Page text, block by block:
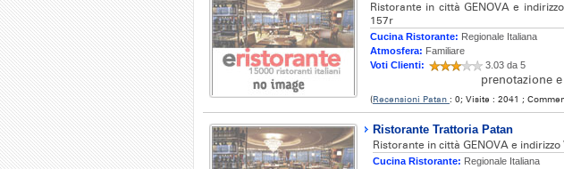
Ristorante in città GENOVA e
157r
Cucina Ristorante: Regionale Italiana
Atmosfera: Familiare
Voti Clienti:
3.03 da 5
prenotazione
(Recensioni Patan : 0; Visite : 2041 ;
Ristorante Trattoria Patan
Ristorante in città GENOVA e
Cucina Ristorante: Regionale Italiana